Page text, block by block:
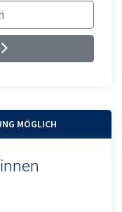
MÖGLICH